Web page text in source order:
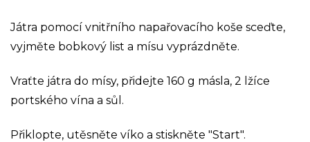
Játra pomocí vnitřního napařovacího koše sceďte,
vyjměte bobkový list a mísu vyprázdněte.
Vraťte játra do mísy, přidejte 160 g másla, 2 lžíce
portského vína a sůl.
Přiklopte, utěsněte víko a stiskněte "Start".